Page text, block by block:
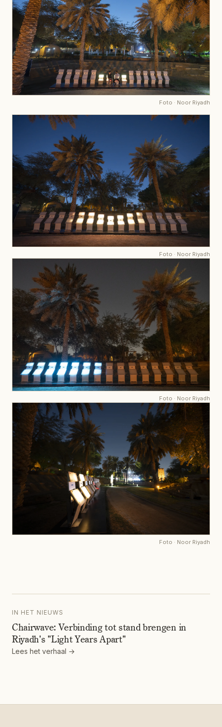
Foto · Noor Riyadh
Foto · Noor Riyadh
Foto · Noor Riyadh
Foto · Noor Riyadh
IN HET NIEUWS
Chairwave: Verbinding tot stand brengen in
Riyadh's "Light Years Apart"
Lees het verhaal →